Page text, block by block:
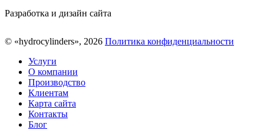
Разработка и дизайн сайта
© «hydrocylinders», 2026 Политика конфиденциальности
Услуги
О компании
Производство
Клиентам
Карта сайта
Контакты
Блог